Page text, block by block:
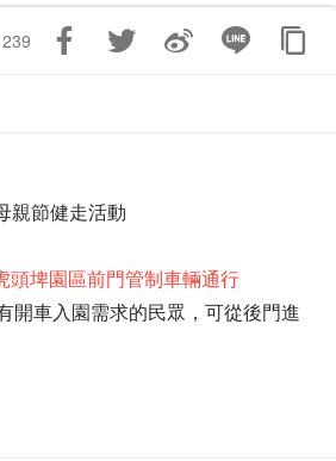
239
親節健走活動
頭埤園區前門管制車輛通行
開車入園需求的民眾，可從後門進